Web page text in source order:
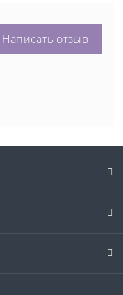
Написать отзыв